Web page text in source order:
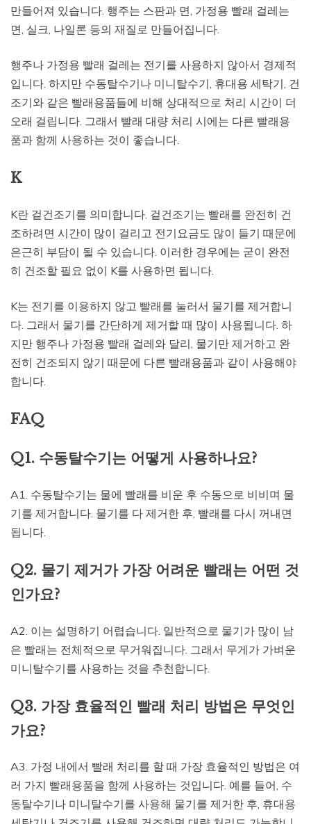
만들어져 있습니다. 행주는 스판과 면, 가정용 빨래 걸레는
면, 실크, 나일론 등의 재질로 만들어집니다.
행주나 가정용 빨래 걸레는 전기를 사용하지 않아서 경제적
입니다. 하지만 수동탈수기나 미니탈수기, 휴대용 세탁기, 건
조기와 같은 빨래용품들에 비해 상대적으로 처리 시간이 더
오래 걸립니다. 그래서 빨래 대량 처리 시에는 다른 빨래용
품과 함께 사용하는 것이 좋습니다.
K
K란 겉건조기를 의미합니다. 겉건조기는 빨래를 완전히 건
조하려면 시간이 많이 걸리고 전기요금도 많이 들기 때문에
은근히 부담이 될 수 있습니다. 이러한 경우에는 굳이 완전
히 건조할 필요 없이 K를 사용하면 됩니다.
K는 전기를 이용하지 않고 빨래를 눌러서 물기를 제거합니
다. 그래서 물기를 간단하게 제거할 때 많이 사용됩니다. 하
지만 행주나 가정용 빨래 걸레와 달리, 물기만 제거하고 완
전히 건조되지 않기 때문에 다른 빨래용품과 같이 사용해야
합니다.
FAQ
Q1. 수동탈수기는 어떻게 사용하나요?
A1. 수동탈수기는 물에 빨래를 비운 후 수동으로 비비며 물
기를 제거합니다. 물기를 다 제거한 후, 빨래를 다시 꺼내면
됩니다.
Q2. 물기 제거가 가장 어려운 빨래는 어떤 것
인가요?
A2. 이는 설명하기 어렵습니다. 일반적으로 물기가 많이 남
은 빨래는 전체적으로 무거워집니다. 그래서 무게가 가벼운
미니탈수기를 사용하는 것을 추천합니다.
Q3. 가장 효율적인 빨래 처리 방법은 무엇인
가요?
A3. 가정 내에서 빨래 처리를 할 때 가장 효율적인 방법은 여
러 가지 빨래용품을 함께 사용하는 것입니다. 예를 들어, 수
동탈수기나 미니탈수기를 사용해 물기를 제거한 후, 휴대용